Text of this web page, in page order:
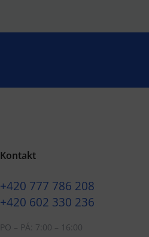
Kontakt
+420 777 786 208
+420 602 330 236
PO – PÁ: 7:00 – 16:00